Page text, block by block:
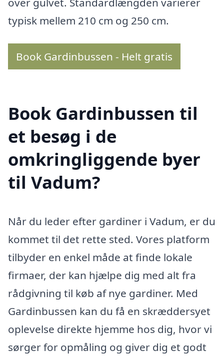
typisk mellem 210 cm og 250 cm.
Book Gardinbussen - Helt gratis
Book Gardinbussen til
et besøg i de
omkringliggende byer
til Vadum?
Når du leder efter gardiner i Vadum, er du
kommet til det rette sted. Vores platform
tilbyder en enkel måde at finde lokale
firmaer, der kan hjælpe dig med alt fra
rådgivning til køb af nye gardiner. Med
Gardinbussen kan du få en skræddersyet
oplevelse direkte hjemme hos dig, hvor vi
sørger for opmåling og giver dig et godt